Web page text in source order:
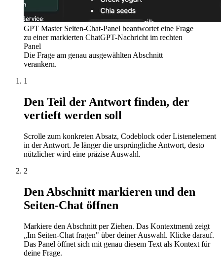
GPT Master Seiten-Chat-Panel beantwortet eine Frage
zu einer markierten ChatGPT-Nachricht im rechten
Panel
Die Frage am genau ausgewählten Abschnitt
verankern.
1
Den Teil der Antwort finden, der
vertieft werden soll
Scrolle zum konkreten Absatz, Codeblock oder Listenelement
in der Antwort. Je länger die ursprüngliche Antwort, desto
nützlicher wird eine präzise Auswahl.
2
Den Abschnitt markieren und den
Seiten-Chat öffnen
Markiere den Abschnitt per Ziehen. Das Kontextmenü zeigt
„Im Seiten-Chat fragen" über deiner Auswahl. Klicke darauf.
Das Panel öffnet sich mit genau diesem Text als Kontext für
deine Frage.